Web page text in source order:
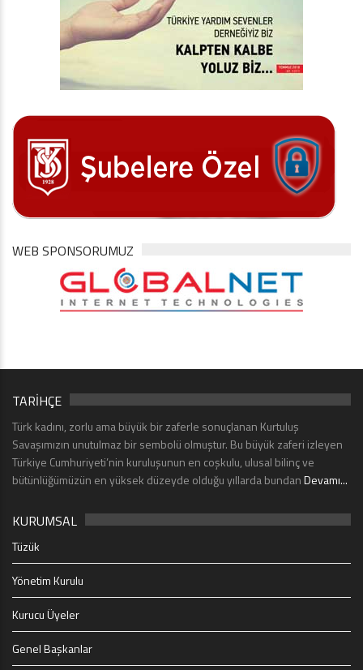
WEB SPONSORUMUZ
TARİHÇE
Türk kadını, zorlu ama büyük bir zaferle sonuçlanan Kurtuluş
Savaşımızın unutulmaz bir sembolü olmuştur. Bu büyük zaferi izleyen
Türkiye Cumhuriyeti’nin kuruluşunun en coşkulu, ulusal bilinç ve
bütünlüğümüzün en yüksek düzeyde olduğu yıllarda bundanDevamı...
KURUMSAL
Tüzük
Yönetim Kurulu
Kurucu Üyeler
Genel Başkanlar